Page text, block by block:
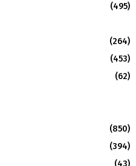
(495)
(264)
(453)
(62)
(850)
(394)
(43)